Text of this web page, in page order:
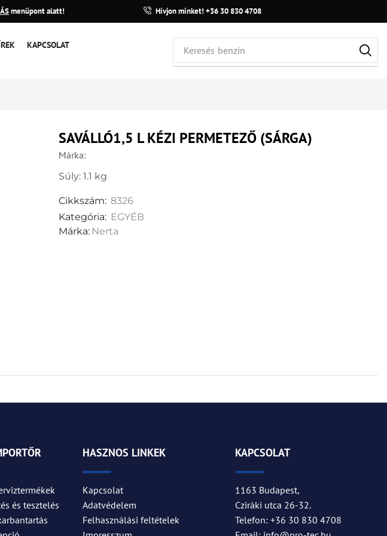
menüpont alatt! Hívjon minket! +36 30 830 4708
KAPCSOLAT Keresés benzin
SAVÁLLÓ1,5 L KÉZI PERMETEZŐ (SÁRGA)
Márka:
Súly: 1.1 kg
Cikkszám: 8326
Kategória: EGYÉB
Márka: Nerta
és tesztelés
HASZNOS LINKEK
Kapcsolat
Adatvédelem
Felhasználási feltételek
KAPCSOLAT
1163 Budapest,
Cziráki utca 26-32.
Telefon: +36 30 830 4708